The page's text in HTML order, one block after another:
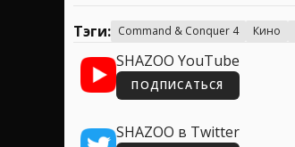
Тэги: Command & Conquer 4 Кино
SHAZOO YouTube
ПОДПИСАТЬСЯ
SHAZOO в Twitter